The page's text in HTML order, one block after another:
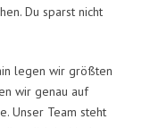
Du sparst nicht
legen wir größten
wir genau auf
Unser Team steht